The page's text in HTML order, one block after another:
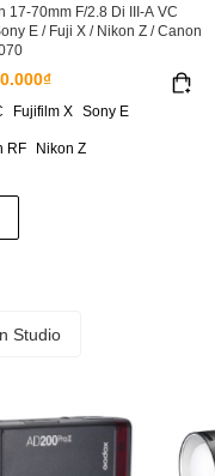
17-70mm F/2.8 Di III-A VC
E / Fuji X / Nikon Z / Canon
Fujifilm X Sony E
RF Nikon Z
Studio